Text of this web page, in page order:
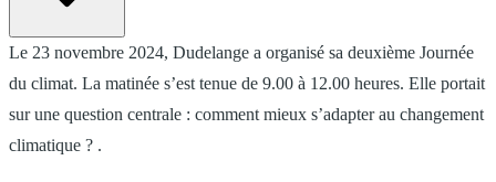
Le 23 novembre 2024, Dudelange a organisé sa deuxième Journée
du climat. La matinée s’est tenue de 9.00 à 12.00 heures. Elle portait
sur une question centrale : comment mieux s’adapter au changement
climatique ? .